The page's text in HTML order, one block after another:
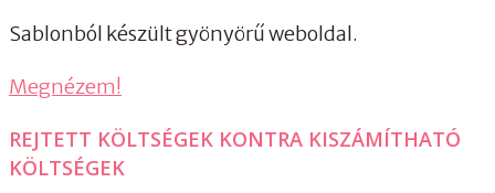
Sablonból készült gyönyörű weboldal.
Megnézem!
REJTETT KÖLTSÉGEK KONTRA KISZÁMÍTHATÓ
KÖLTSÉGEK